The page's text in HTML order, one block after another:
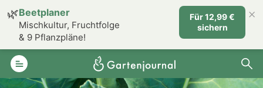
🌿Beetplaner
Mischkultur, Fruchtfolge
& 9 Pflanzpläne!
Für 12,99 €
sichern
×